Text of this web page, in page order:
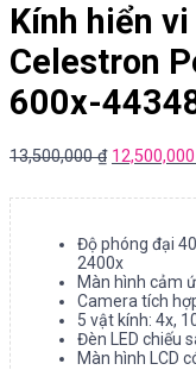
Kính hiển
Celestron
600x-
13,500,000₫ 12,500,000
Độ phóng đại
2400x
Màn hình cảm
Camera tích
5 vật kính: 4x,
Đèn LED chiếu
Màn hình LCD